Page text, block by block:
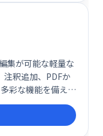
集が可能な軽量な
注釈追加、PDFか
彩な機能を備えて
ト記述にも対応。
たい方に最適で